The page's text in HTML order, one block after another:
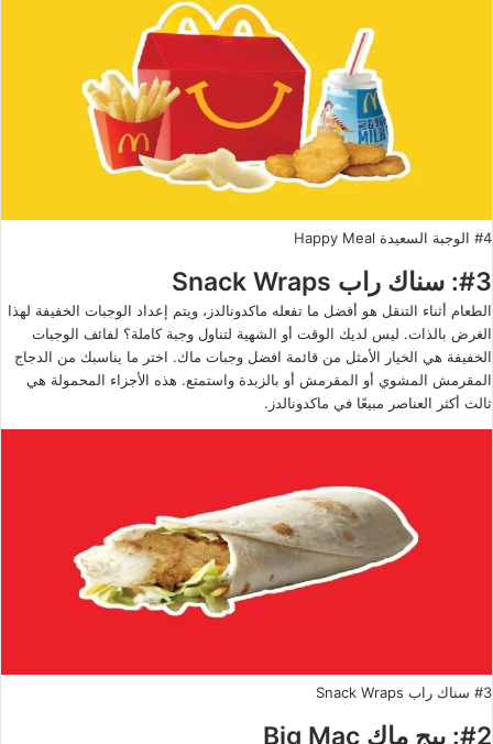
#4 الوجبة السعيدة Happy Meal
#3: سناك راب Snack Wraps
الطعام أثناء التنقل هو أفضل ما تفعله ماكدونالدز، ويتم إعداد الوجبات الخفيفة لهذا
الغرض بالذات. ليس لديك الوقت أو الشهية لتناول وجبة كاملة؟ لفائف الوجبات
الخفيفة هي الخيار الأمثل من قائمة افضل وجبات ماك. اختر ما يناسبك من الدجاج
المقرمش المشوي أو المقرمش أو بالزبدة واستمتع. هذه الأجزاء المحمولة هي
ثالث أكثر العناصر مبيعًا في ماكدونالدز.
#3 سناك راب Snack Wraps
#2: بيج ماك Big Mac